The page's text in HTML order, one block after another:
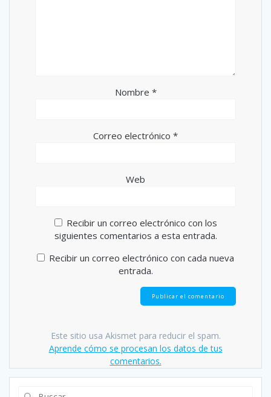
Nombre *
Correo electrónico *
Web
Recibir un correo electrónico con los
siguientes comentarios a esta entrada.
Recibir un correo electrónico con cada nueva
entrada.
Este sitio usa Akismet para reducir el spam.
Aprende cómo se procesan los datos de tus
comentarios.